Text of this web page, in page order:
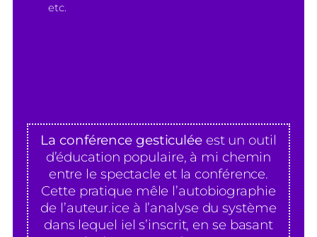
etc.
La conférence gesticulée est un outil
d’éducation populaire, à mi chemin
entre le spectacle et la conférence.
Cette pratique mêle l’autobiographie
de l’auteur.ice à l’analyse du système
dans lequel iel s’inscrit, en se basant